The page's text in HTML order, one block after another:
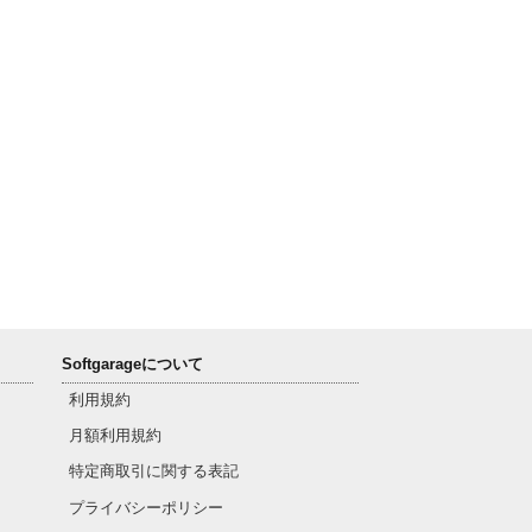
Softgarageについて
利用規約
月額利用規約
特定商取引に関する表記
プライバシーポリシー